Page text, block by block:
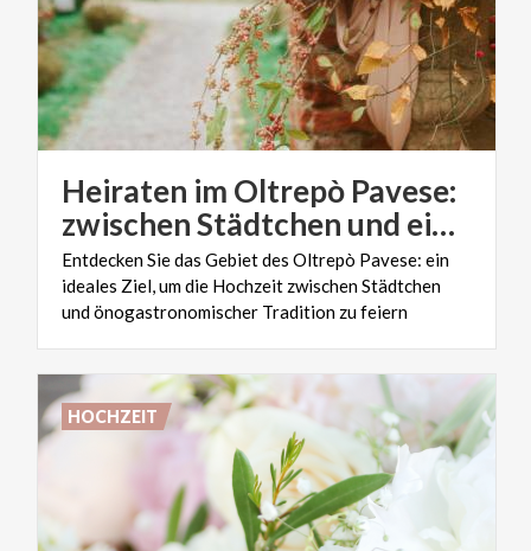
Heiraten im Oltrepò Pavese:
zwischen Städtchen und einzigartigen kulinarischen Produkten
Entdecken Sie das Gebiet des Oltrepò Pavese: ein
ideales Ziel, um die Hochzeit zwischen Städtchen
und önogastronomischer Tradition zu feiern
HOCHZEIT